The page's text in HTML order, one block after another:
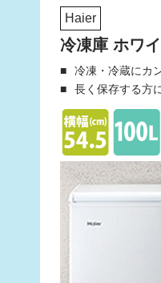
Haier
冷凍庫 ホワ
冷凍・冷蔵にカ
長く保存する方